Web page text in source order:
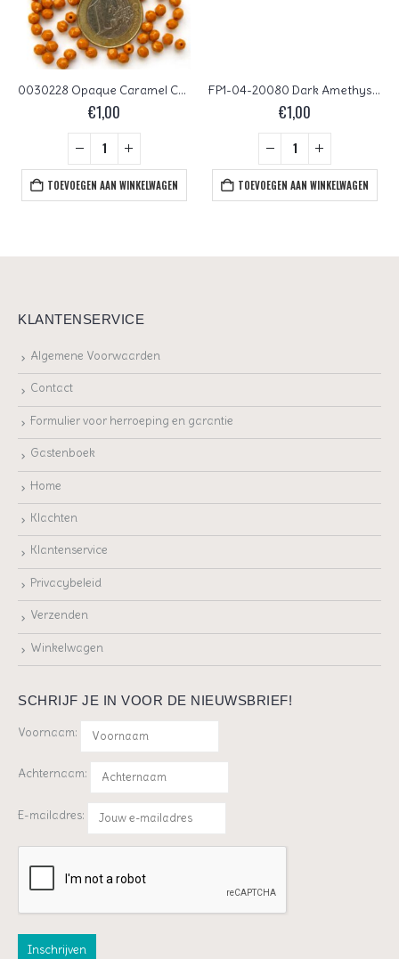
0030228 Opaque Caramel Czech Glass Facet Firepolish 4mm 40 stuks
€1,00
TOEVOEGEN AAN WINKELWAGEN
FP1-04-20080 Dark Amethyst Czech Glass Facet Firepolish 4mm 50 stuks
€1,00
TOEVOEGEN AAN WINKELWAGEN
KLANTENSERVICE
Algemene Voorwaarden
Contact
Formulier voor herroeping en garantie
Gastenboek
Home
Klachten
Klantenservice
Privacybeleid
Verzenden
Winkelwagen
SCHRIJF JE IN VOOR DE NIEUWSBRIEF!
Voornaam:
Achternaam:
E-mailadres: